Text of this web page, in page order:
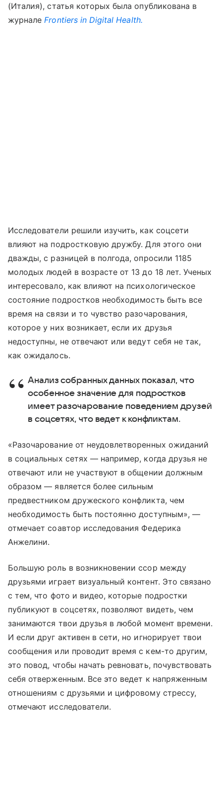
(Италия), статья которых была опубликована в
журналеFrontiers in Digital Health.
Исследователи решили изучить, как соцсети
влияют на подростковую дружбу. Для этого они
дважды, с разницей в полгода, опросили 1185
молодых людей в возрасте от 13 до 18 лет. Ученых
интересовало, как влияют на психологическое
состояние подростков необходимость быть все
время на связи и то чувство разочарования,
которое у них возникает, если их друзья
недоступны, не отвечают или ведут себя не так,
как ожидалось.
Анализ собранных данных показал, что
особенное значение для подростков
имеет разочарование поведением друзей
в соцсетях, что ведет к конфликтам.
«Разочарование от неудовлетворенных ожиданий
в социальных сетях — например, когда друзья не
отвечают или не участвуют в общении должным
образом — является более сильным
предвестником дружеского конфликта, чем
необходимость быть постоянно доступным», —
отмечает соавтор исследования Федерика
Анжелини.
Большую роль в возникновении ссор между
друзьями играет визуальный контент. Это связано
с тем, что фото и видео, которые подростки
публикуют в соцсетях, позволяют видеть, чем
занимаются твои друзья в любой момент времени.
И если друг активен в сети, но игнорирует твои
сообщения или проводит время с кем-то другим,
это повод, чтобы начать ревновать, почувствовать
себя отверженным. Все это ведет к напряженным
отношениям с друзьями и цифровому стрессу,
отмечают исследователи.